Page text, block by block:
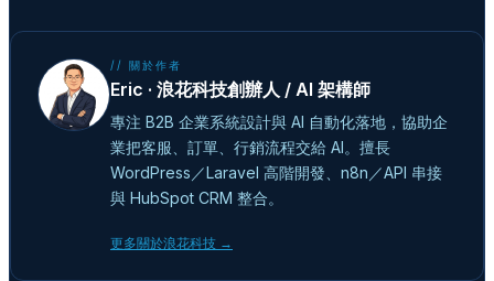
// 關於作者
Eric · 浪花科技創辦人 / AI 架構師
專注 B2B 企業系統設計與 AI 自動化落地，協助企
業把客服、訂單、行銷流程交給 AI。擅長
WordPress／Laravel 高階開發、n8n／API 串接
與 HubSpot CRM 整合。
更多關於浪花科技 →